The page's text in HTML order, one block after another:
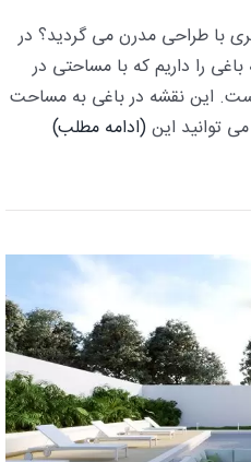
دنبال نقشه خانه باغ 50 متری با طراحی مدرن می گردید؟ در
را داریم که با مساحتی در
است. این نقشه در باغی به مساحت
(ادامه مطلب)